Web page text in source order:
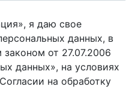
я даю свое
данных, в
от 27.07.2006
данных», на условиях
на обработку